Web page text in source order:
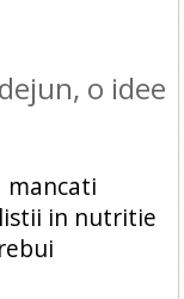
o idee
mancati
in nutritie